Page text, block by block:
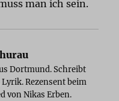
man ich sein.
Dortmund. Schreibt
Rezensent beim
von Nikas Erben.